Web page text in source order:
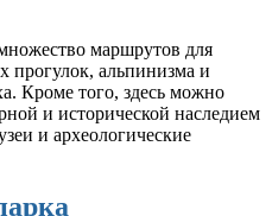
маршрутов для
прогулок, альпинизма и
Кроме того, здесь можно
и исторической наследием
и археологические